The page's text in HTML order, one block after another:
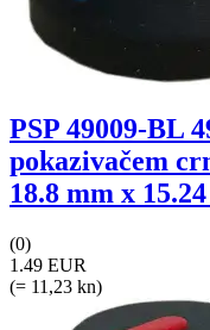
PSP 49009-BL
pokazivačem
18.8 mm x
(0)
1.49 EUR
(= 11,23 kn)